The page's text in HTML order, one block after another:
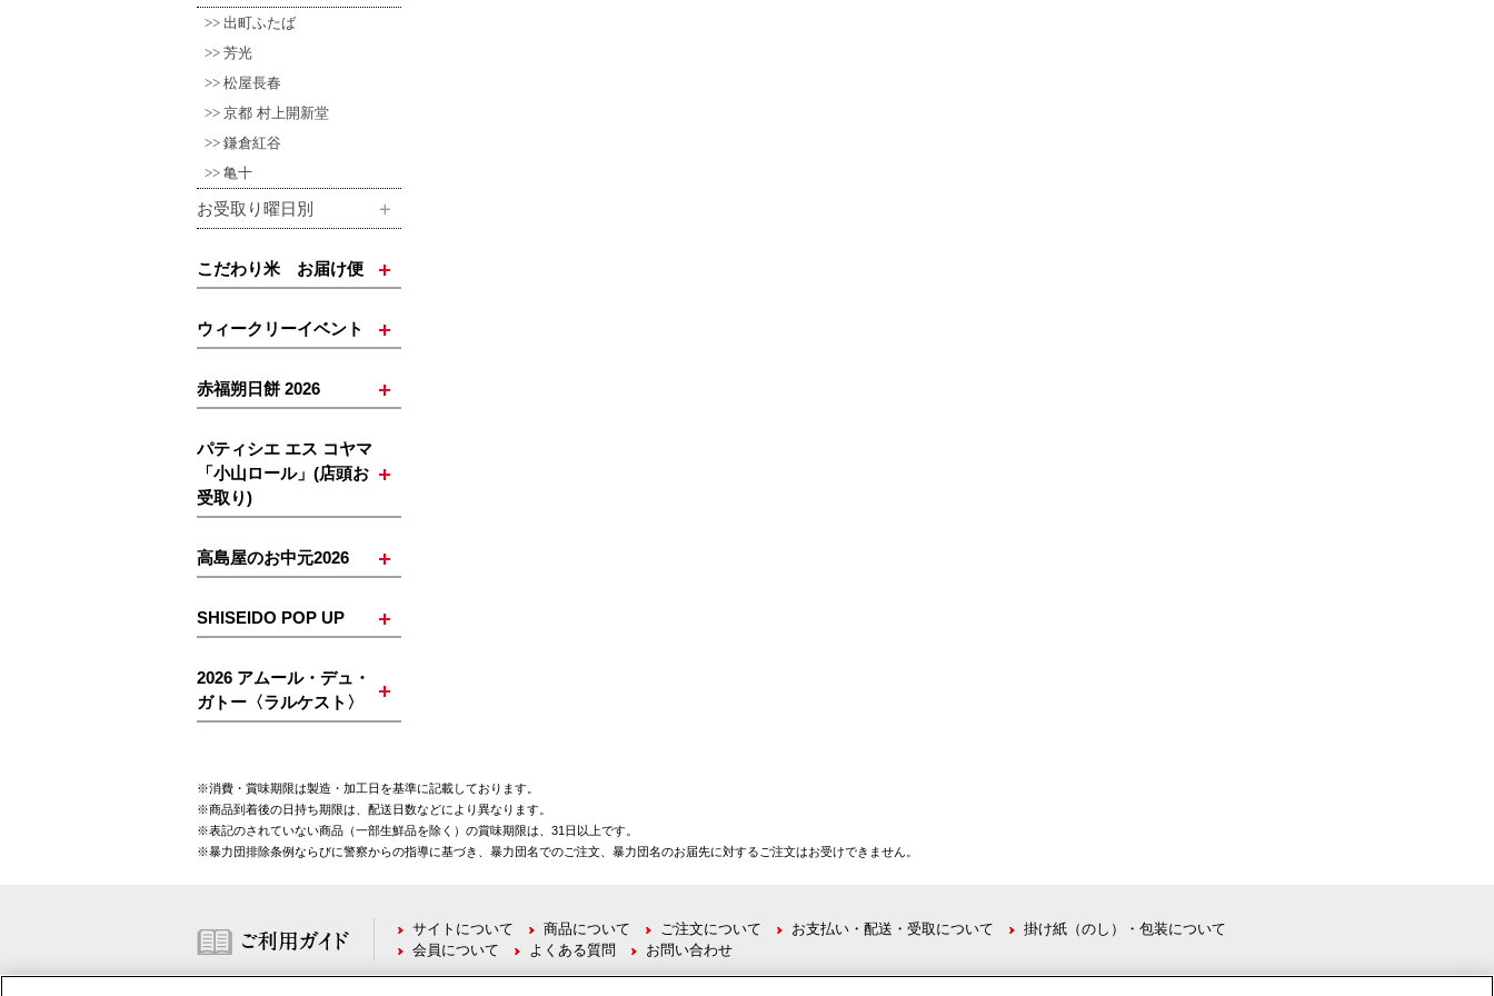
出町ふたば
芳光
松屋長春
京都 村上開新堂
鎌倉紅谷
亀十
お受取り曜日別
こだわり米 お届け便
ウィークリーイベント
赤福朔日餅 2026
パティシエ エス コヤマ
「小山ロール」(店頭お
受取り)
高島屋のお中元2026
SHISEIDO POP UP
2026 アムール・デュ・
ガトー〈ラルケスト〉
※消費・賞味期限は製造・加工日を基準に記載しております。
※商品到着後の日持ち期限は、配送日数などにより異なります。
※表記のされていない商品（一部生鮮品を除く）の賞味期限は、31日以上です。
※暴力団排除条例ならびに警察からの指導に基づき、暴力団名でのご注文、暴力団名のお届先に対するご注文はお受けできません。
サイトについて 商品について ご注文について お支払い・配送・受取について
掛け紙（のし）・包装について
会員について
よくある質問 お問い合わせ